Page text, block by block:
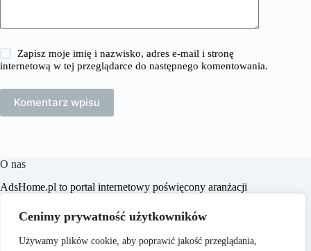
Cenimy prywatność użytkowników
Używamy plików cookie, aby poprawić jakość przeglądania,
Zapisz moje imię i nazwisko, adres e-mail i stronę
internetową w tej przeglądarce do następnego komentowania.
Komentarz wpisu
O nas
​AdsHome.pl to portal internetowy poświęcony aranżacji
celem jest dostarczanie praktycznych wskazówek i inspiracji,
które pomogą czytelnikom w tworzeniu komfortowych i
stylowych przestrzeni życiowych.